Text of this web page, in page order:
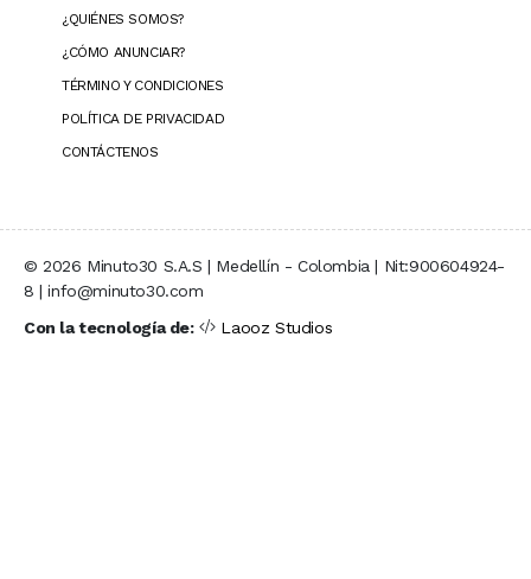
¿QUIÉNES SOMOS?
¿CÓMO ANUNCIAR?
TÉRMINO Y CONDICIONES
POLÍTICA DE PRIVACIDAD
CONTÁCTENOS
© 2026 Minuto30 S.A.S | Medellín - Colombia | Nit:900604924-
8 | info@minuto30.com
Con la tecnología de:
Laooz Studios